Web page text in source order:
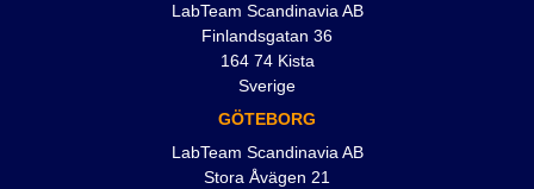
LabTeam Scandinavia AB
Finlandsgatan 36
164 74 Kista
Sverige
GÖTEBORG
LabTeam Scandinavia AB
Stora Åvägen 21